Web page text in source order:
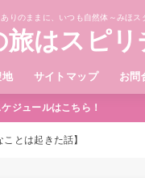
りのままに、いつも自然体～みほス
はスピ
地 サイトマップ お問
ジュールはこちら！
とは起きた話】